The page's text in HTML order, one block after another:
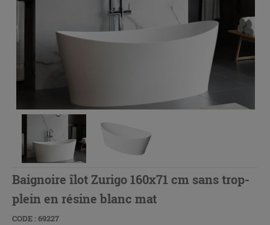
Baignoire îlot Zurigo 160x71 cm sans trop-
plein en résine blanc mat
CODE : 69227